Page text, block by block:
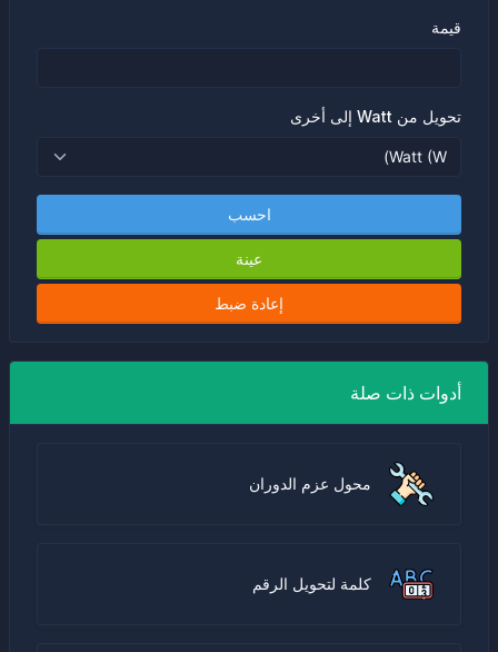
قيمة
تحويل من Watt إلى أخرى
احسب
عينة
إعادة ضبط
أدوات ذات صلة
محول عزم الدوران
كلمة لتحويل الرقم